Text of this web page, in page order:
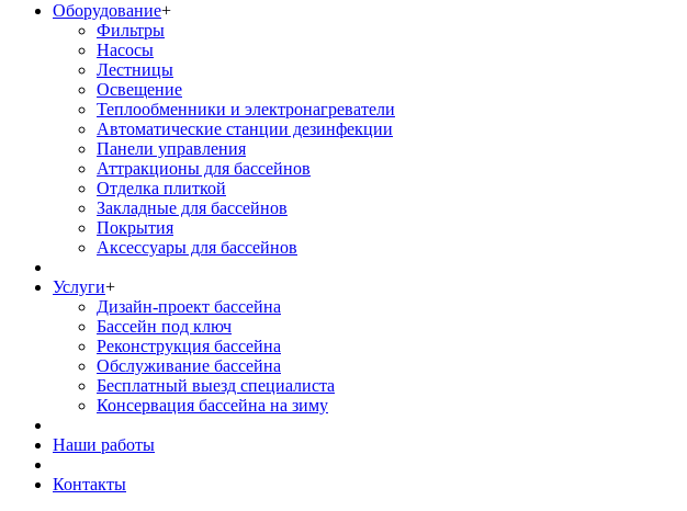
Оборудование+
Фильтры
Насосы
Лестницы
Освещение
Теплообменники и электронагреватели
Автоматические станции дезинфекции
Панели управления
Аттракционы для бассейнов
Отделка плиткой
Закладные для бассейнов
Покрытия
Аксессуары для бассейнов
Услуги+
Дизайн-проект бассейна
Бассейн под ключ
Реконструкция бассейна
Обслуживание бассейна
Бесплатный выезд специалиста
Консервация бассейна на зиму
Наши работы
Контакты